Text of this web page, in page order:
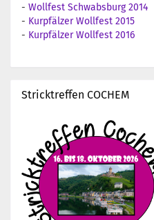
- Wollfest Schwabsburg 2014
- Kurpfälzer Wollfest 2015
- Kurpfälzer Wollfest 2016
Stricktreffen COCHEM